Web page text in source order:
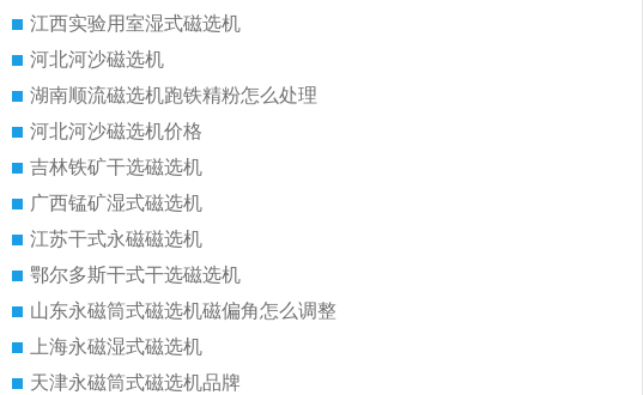
江西实验用室湿式磁选机
河北河沙磁选机
湖南顺流磁选机跑铁精粉怎么处理
河北河沙磁选机价格
吉林铁矿干选磁选机
广西锰矿湿式磁选机
江苏干式永磁磁选机
鄂尔多斯干式干选磁选机
山东永磁筒式磁选机磁偏角怎么调整
上海永磁湿式磁选机
天津永磁筒式磁选机品牌